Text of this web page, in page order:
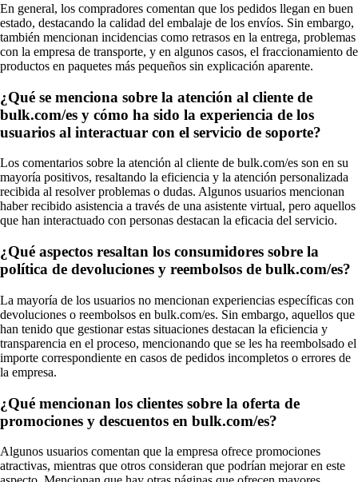
En general, los compradores comentan que los pedidos llegan en buen
estado, destacando la calidad del embalaje de los envíos. Sin embargo,
también mencionan incidencias como retrasos en la entrega, problemas
con la empresa de transporte, y en algunos casos, el fraccionamiento de
productos en paquetes más pequeños sin explicación aparente.
¿Qué se menciona sobre la atención al cliente de
bulk.com/es y cómo ha sido la experiencia de los
usuarios al interactuar con el servicio de soporte?
Los comentarios sobre la atención al cliente de bulk.com/es son en su
mayoría positivos, resaltando la eficiencia y la atención personalizada
recibida al resolver problemas o dudas. Algunos usuarios mencionan
haber recibido asistencia a través de una asistente virtual, pero aquellos
que han interactuado con personas destacan la eficacia del servicio.
¿Qué aspectos resaltan los consumidores sobre la
política de devoluciones y reembolsos de bulk.com/es?
La mayoría de los usuarios no mencionan experiencias específicas con
devoluciones o reembolsos en bulk.com/es. Sin embargo, aquellos que
han tenido que gestionar estas situaciones destacan la eficiencia y
transparencia en el proceso, mencionando que se les ha reembolsado el
importe correspondiente en casos de pedidos incompletos o errores de
la empresa.
¿Qué mencionan los clientes sobre la oferta de
promociones y descuentos en bulk.com/es?
Algunos usuarios comentan que la empresa ofrece promociones
atractivas, mientras que otros consideran que podrían mejorar en este